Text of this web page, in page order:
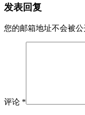
发表回复
您的邮箱地址不会被公
评论 *